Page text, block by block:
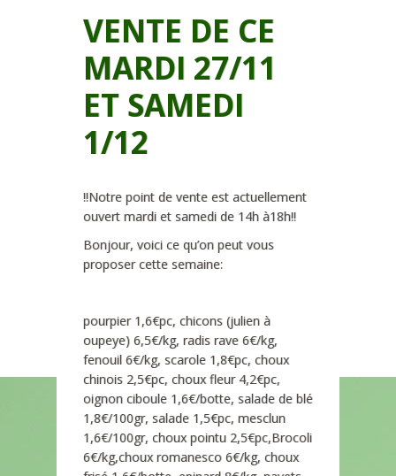
VENTE DE CE
MARDI 27/11
ET SAMEDI
1/12
!!Notre point de vente est actuellement
ouvert mardi et samedi de 14h à18h!!
Bonjour, voici ce qu’on peut vous
proposer cette semaine:
pourpier 1,6€pc, chicons (julien à
oupeye) 6,5€/kg, radis rave 6€/kg,
fenouil 6€/kg, scarole 1,8€pc, choux
chinois 2,5€pc, choux fleur 4,2€pc,
oignon ciboule 1,6€/botte, salade de blé
1,8€/100gr, salade 1,5€pc, mesclun
1,6€/100gr, choux pointu 2,5€pc,Brocoli
6€/kg,choux romanesco 6€/kg, choux